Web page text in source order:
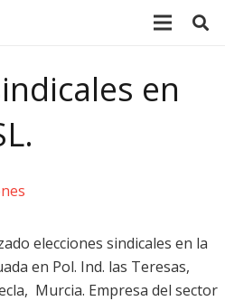
en
elecciones sindicales en la
en Pol. Ind. las Teresas,
Murcia. Empresa del sector